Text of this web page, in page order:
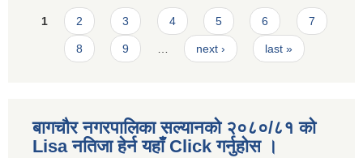
Pages
1 2 3 4 5 6 7
8 9 next › last »
बागचौर नगरपालिका सल्यानको २०८०/८१ को
Lisa नतिजा हेर्न यहाँ Click गर्नुहोस ।